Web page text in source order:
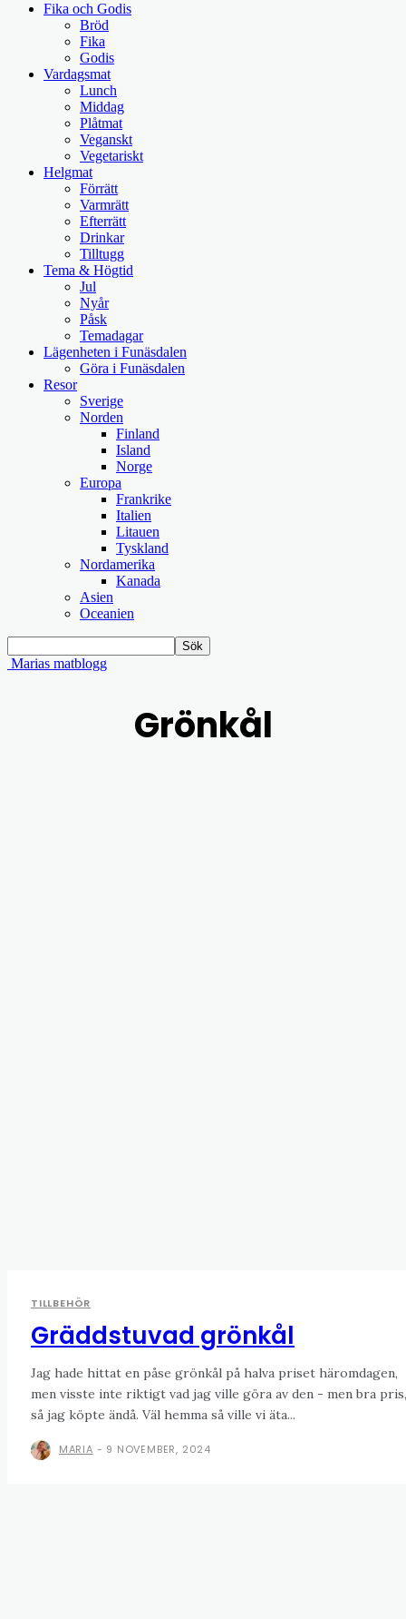
Fika och Godis
Bröd
Fika
Godis
Vardagsmat
Lunch
Middag
Plåtmat
Veganskt
Vegetariskt
Helgmat
Förrätt
Varmrätt
Efterrätt
Drinkar
Tilltugg
Tema & Högtid
Jul
Nyår
Påsk
Temadagar
Lägenheten i Funäsdalen
Göra i Funäsdalen
Resor
Sverige
Norden
Finland
Island
Norge
Europa
Frankrike
Italien
Litauen
Tyskland
Nordamerika
Kanada
Asien
Oceanien
Marias matblogg
Grönkål
TILLBEHÖR
Gräddstuvad grönkål
Jag hade hittat en påse grönkål på halva priset häromdagen,
men visste inte riktigt vad jag ville göra av den - men bra pris,
så jag köpte ändå. Väl hemma så ville vi äta...
MARIA - 9 NOVEMBER, 2024